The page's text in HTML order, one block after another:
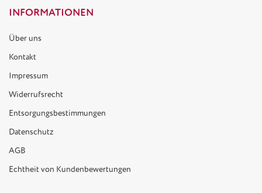
INFORMATIONEN
Über uns
Kontakt
Impressum
Widerrufsrecht
Entsorgungsbestimmungen
Datenschutz
AGB
Echtheit von Kundenbewertungen